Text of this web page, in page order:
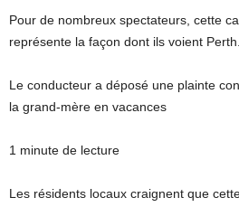
Pour de nombreux spectateurs, cette
représente la façon dont ils voient Perth.
Le conducteur a déposé une plainte
la grand-mère en vacances
1 minute de lecture
Les résidents locaux craignent que